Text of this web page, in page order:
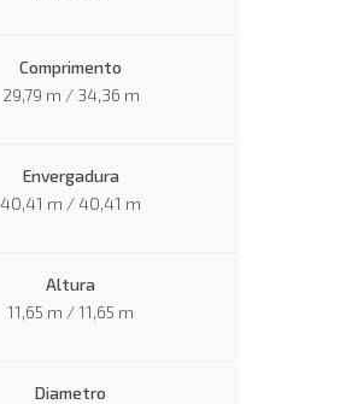
Comprimento
29,79 m / 34,36 m
Envergadura
40,41 m / 40,41 m
Altura
11,65 m / 11,65 m
Diametro